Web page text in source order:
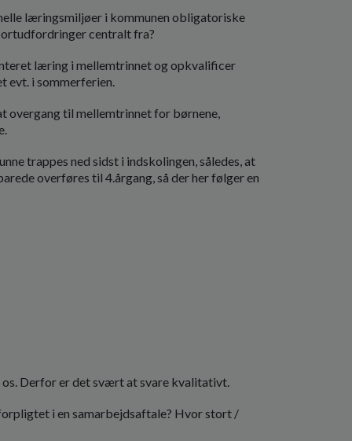
læringsmiljøer i kommunen obligatoriske
centralt fra?
læring i mellemtrinnet og opkvalificer
evt. i sommerferien.
overgang til mellemtrinnet for børnene,
trappes ned sidst i indskolingen, således, at
overføres til 4.årgang, så der her følger en
Derfor er det svært at svare kvalitativt.
i en samarbejdsaftale? Hvor stort /